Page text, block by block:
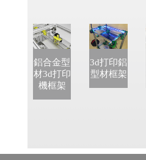
鋁合金型
材3d打印
機框架
3d打印鋁
型材框架